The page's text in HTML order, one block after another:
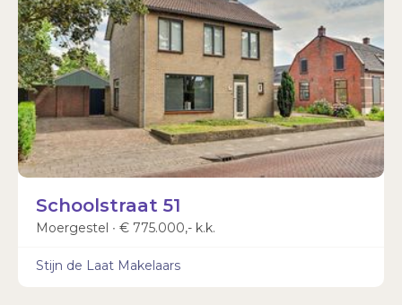
Schoolstraat 51
Moergestel ∙ € 775.000,- k.k.
Stijn de Laat Makelaars